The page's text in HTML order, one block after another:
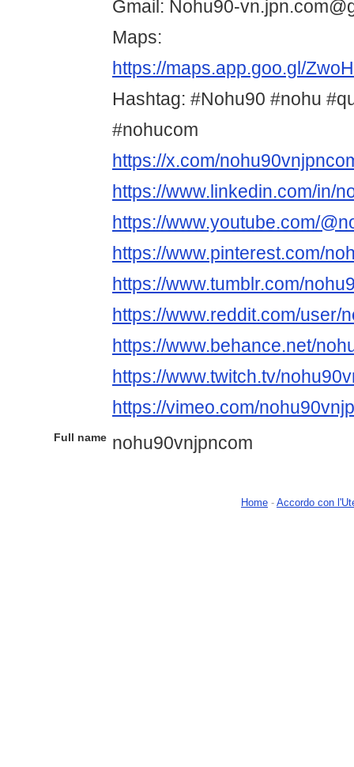
Gmail: Nohu90-
Maps:
https://maps.app.goo.gl/
Hashtag: #Nohu90 #nohu
#nohucom
https://x.com/
https://www.linkedin.com/in/
https://www.youtube.com/
https://www.pinterest.com/
https://www.tumblr.com/
https://www.reddit.com/user/
https://www.behance.net/
https://www.twitch.tv/
https://vimeo.com/
Full name nohu90vnjpncom
Home - Accordo con